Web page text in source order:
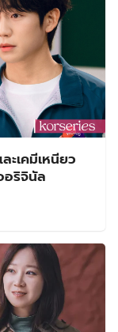
เคมีเหนียว
อริจินัล